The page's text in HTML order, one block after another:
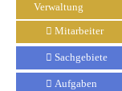
Verwaltung
Mitarbeiter
Sachgebiete
Aufgaben